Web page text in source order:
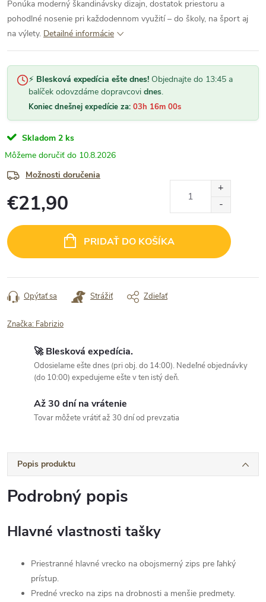
Ponúka moderný škandinávsky dizajn, dostatok priestoru a
pohodlné nosenie pri každodennom využití – do školy, na šport aj
na výlety. Detailné informácie
⚡ Blesková expedícia ešte dnes! Objednajte do 13:45 a
balíček odovzdáme dopravcovi dnes.
Koniec dnešnej expedície za: 03h 16m 00s
Skladom 2 ks
10.8.2026
Možnosti doručenia
€21,90
cena:
PRIDAŤ DO KOŠÍKA
Opýtať sa Strážiť Zdieľať
Značka: Fabrizio
🚀 Blesková expedícia.
Odosielame ešte dnes (pri obj. do 14:00). Nedeľné objednávky
(do 10:00) expedujeme ešte v ten istý deň.
Až 30 dní na vrátenie
Tovar môžete vrátiť až 30 dní od prevzatia
Popis produktu
Podrobný popis
Hlavné vlastnosti tašky
Priestranné hlavné vrecko na obojsmerný zips pre ľahký
prístup.
Predné vrecko na zips na drobnosti a menšie predmety.